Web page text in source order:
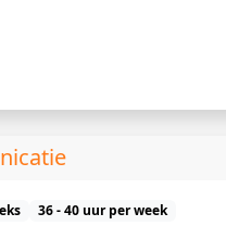
36 - 40 uur per week